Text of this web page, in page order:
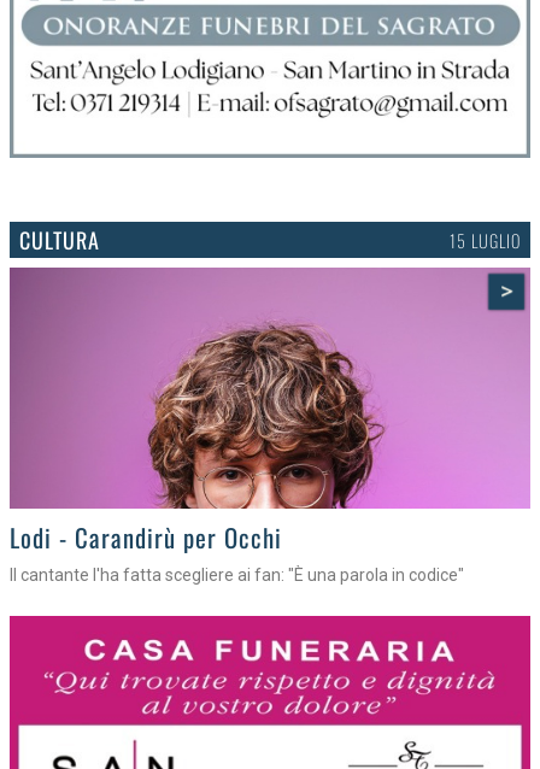
CULTURA 15 LUGLIO
>
Lodi - Carandirù per Occhi
Il cantante l'ha fatta scegliere ai fan: "È una parola in codice"